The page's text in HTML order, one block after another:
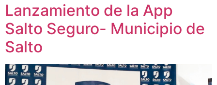
Lanzamiento de la App
Salto Seguro- Municipio de
Salto